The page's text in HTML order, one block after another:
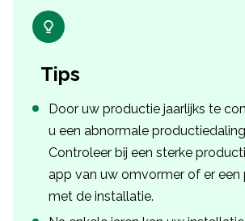
Tips
Door uw productie jaarlijks te
u een abnormale
Controleer bij een sterke
app van uw omvormer of er een
met de installatie.